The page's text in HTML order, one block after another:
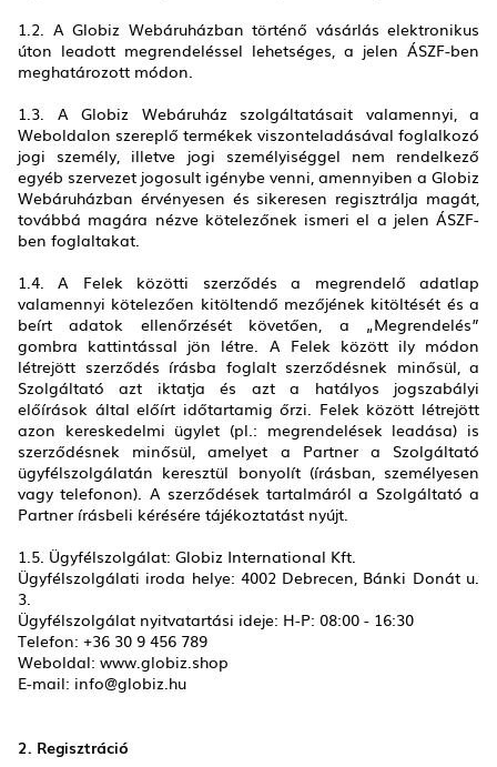
1.2. A Globiz Webáruházban történő vásárlás elektronikus
úton leadott megrendeléssel lehetséges, a jelen ÁSZF-ben
meghatározott módon.
1.3. A Globiz Webáruház szolgáltatásait valamennyi, a
Weboldalon szereplő termékek viszonteladásával foglalkozó
jogi személy, illetve jogi személyiséggel nem rendelkező
egyéb szervezet jogosult igénybe venni, amennyiben a Globiz
Webáruházban érvényesen és sikeresen regisztrálja magát,
továbbá magára nézve kötelezőnek ismeri el a jelen ÁSZF-
ben foglaltakat.
1.4. A Felek közötti szerződés a megrendelő adatlap
valamennyi kötelezően kitöltendő mezőjének kitöltését és a
beírt adatok ellenőrzését követően, a „Megrendelés”
gombra kattintással jön létre. A Felek között ily módon
létrejött szerződés írásba foglalt szerződésnek minősül, a
Szolgáltató azt iktatja és azt a hatályos jogszabályi
előírások által előírt időtartamig őrzi. Felek között létrejött
azon kereskedelmi ügylet (pl.: megrendelések leadása) is
szerződésnek minősül, amelyet a Partner a Szolgáltató
ügyfélszolgálatán keresztül bonyolít (írásban, személyesen
vagy telefonon). A szerződések tartalmáról a Szolgáltató a
Partner írásbeli kérésére tájékoztatást nyújt.
1.5. Ügyfélszolgálat: Globiz International Kft.
Ügyfélszolgálati iroda helye: 4002 Debrecen, Bánki Donát u.
3.
Ügyfélszolgálat nyitvatartási ideje: H-P: 08:00 - 16:30
Telefon: +36 30 9 456 789
Weboldal: www.globiz.shop
E-mail: info@globiz.hu
2. Regisztráció